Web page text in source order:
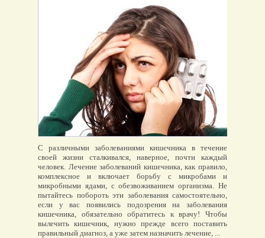
С различными заболеваниями кишечника в течение
своей жизни сталкивался, наверное, почти каждый
человек. Лечение заболеваний кишечника, как правило,
комплексное и включает борьбу с микробами и
микробными ядами, с обезвоживанием организма. Не
пытайтесь побороть эти заболевания самостоятельно,
если у вас появились подозрения на заболевания
кишечника, обязательно обратитесь к врачу! Чтобы
вылечить кишечник, нужно прежде всего поставить
правильный диагноз, а уже затем назначить лечение, ...